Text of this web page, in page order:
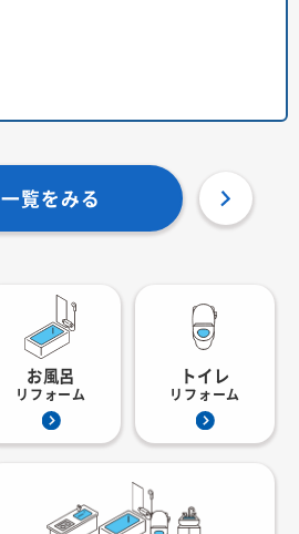
一覧をみる
お風呂
リフォーム
トイレ
リフォーム